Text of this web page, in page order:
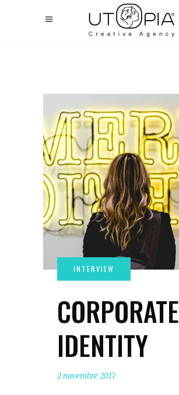
CORPORATE
IDENTITY
2 novembre 2017